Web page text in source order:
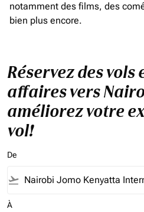
notamment des films, des
bien plus encore.
Réservez des vols
affaires vers
améliorez votre
vol!
De
flight_takeoff
À